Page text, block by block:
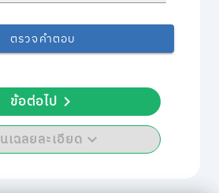
ตรวจคำตอบ
เฉลยละเอียด
ข้อต่อไป